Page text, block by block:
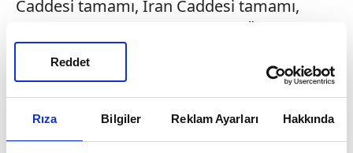
Rıza Bilgiler Reklam Ayarları Hakkında
Reddet
Caddesi tamamı, İran Caddesi tamamı,
Polonya Caddesi tamamı, Şehit Ömer Haluk
Sipahioğlu Sokak tamamı, Boğaz Sokak
tamamı, Atatürk Bulvarının John F. Kennedy
Caddesi ile Esat Caddesi arasında kalan
bölümü, Gülözü Sokak tamamı, Kızılırmak
Mahallesi; Ufuk Üniversitesi Caddesi